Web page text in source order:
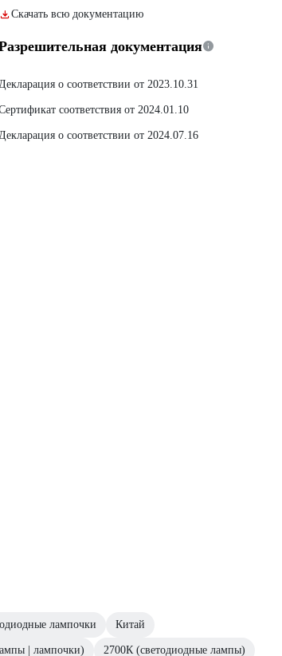
Скачать всю документацию
документация
о соответствии от 2023.10.31
соответствия от 2024.01.10
о соответствии от 2024.07.16
лампочки Китай
| лампочки) 2700К (светодиодные лампы)